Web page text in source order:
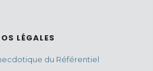
LÉGALES
du Référentiel